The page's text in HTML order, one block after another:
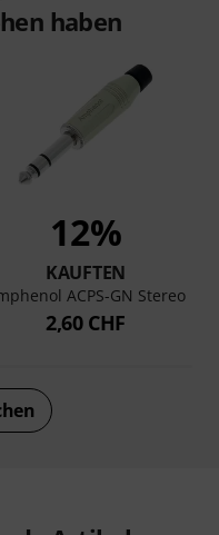
haben
12%
KAUFTEN
ACPS-GN Stereo
2,60 CHF